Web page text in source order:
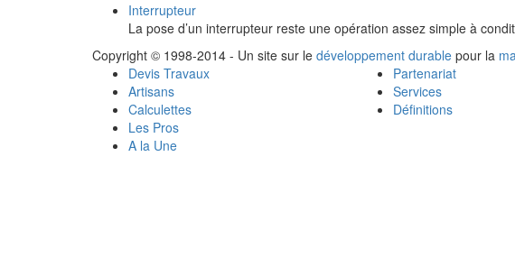
Interrupteur
La pose d’un interrupteur reste une opération assez simple à
Copyright © 1998-2014 - Un site sur le développement durable pour la
Devis Travaux
Artisans
Calculettes
Les Pros
A la Une
Partenariat
Services
Définitions